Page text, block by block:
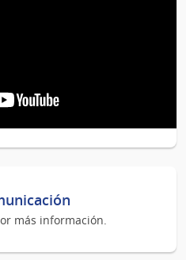
más información.